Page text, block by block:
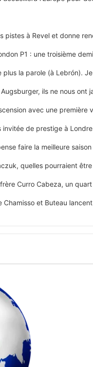
pistes à Revel et donne
P1 : une troisième
la parole (à Lebrón).
ils ne nous ont
avec une première
invitée de prestige à
faire la meilleure
quelles pourraient
Curro Cabeza, un
Chamisso et Buteau